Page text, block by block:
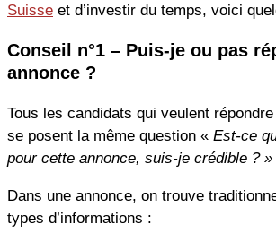
Suisse et d’investir du temps, voici
Conseil n°1 – Puis-je ou pas
annonce ?
Tous les candidats qui veulent
se posent la même question « Est-ce
pour cette annonce, suis-je crédible ? »
Dans une annonce, on trouve
types d’informations :